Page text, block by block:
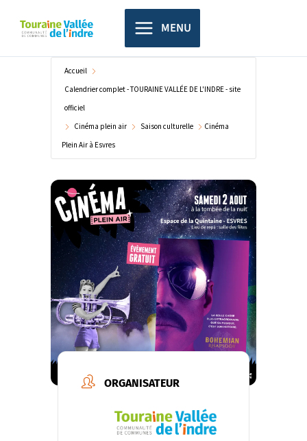
principal
MENU
Accueil
Calendrier complet - TOURAINE VALLÉE DE L'INDRE - site
officiel
Cinéma plein air
Saison culturelle
Cinéma
Plein Air à Esvres
ORGANISATEUR